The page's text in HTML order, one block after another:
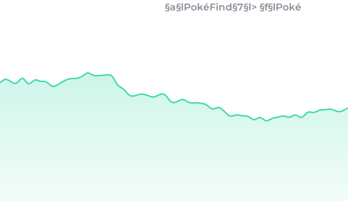
§a§lPokéFind§7§l> §f§lPoké